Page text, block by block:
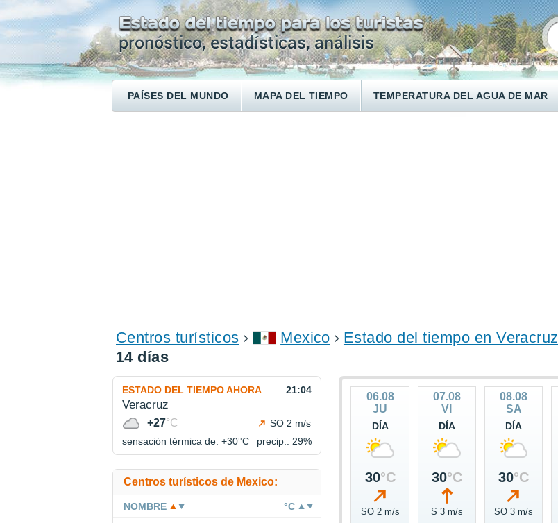
PAÍSES DEL MUNDO MAPA DEL TIEMPO TEMPERATURA DEL AGUA DE MAR
Centros turísticos Mexico Estado del tiempo en Veracruz
14 días
06.08
JU
DÍA
30°C
SO 2 m/s
07.08
VI
DÍA
30°C
S 3 m/s
08.08
SA
DÍA
30°C
SO 3 m/s
ESTADO DEL TIEMPO AHORA 21:04
Veracruz
+27°C
SO 2 m/s
sensación térmica de: +30°C precip.: 29%
Centros turísticos de Mexico:
NOMBRE °C